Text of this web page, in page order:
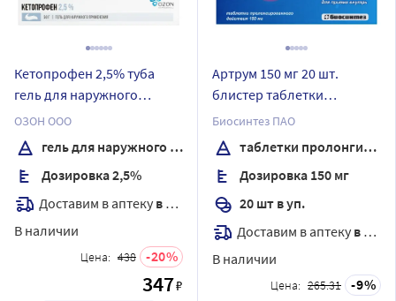
Кетопрофен 2,5% туба
гель для наружного
применения 50 гр
ОЗОН ООО
гель для наружного применения
Дозировка 2,5%
Доставим в аптеку в течение 7 дней
В наличии
Цена: 438 20
347₽
Артрум 150 мг 20 шт.
блистер таблетки
пролонгированного
действия
Биосинтез ПАО
таблетки пролонгированного действия
Дозировка 150 мг
20 шт в уп.
Доставим в аптеку в течение 7 дней
В наличии
Цена: 265.31 9